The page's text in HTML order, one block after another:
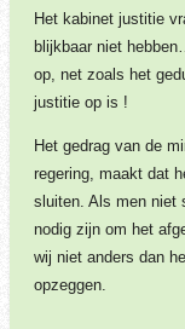
Het kabinet justitie
blijkbaar niet
op, net zoals het
justitie op is !
Het gedrag van de
regering, maakt dat
sluiten. Als men niet
nodig zijn om het
wij niet anders dan
opzeggen.